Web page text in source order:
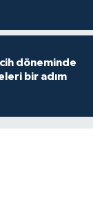
döneminde
bir adım